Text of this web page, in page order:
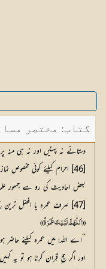
کتاب: مختصر
دستانے نہ پہنیں اور نہ ہی منہ
[46] احرام کیلئے کوئی مخصوص نماز نہیں ۔فرض،اشراق،ضحی،تحیۃ الوضوء یا تحیۃ المسجد کی رکعتیں پڑھ لیں تو وہی کافی ہیں ۔(
بعض احادیث کی رو سے جمہور
[47] صرف عمرہ یا افضل ترین حج ِتمتع کا عمرہ کرنے والا دل میں نیّت کرلے اور یہ الفاظ کہنا بھی ثابت ہے:
((اَللّٰہُمَّ لَبَّیْکَ عُمْرَۃً))
’’اے اللہ! میں عمرہ کیلئے حاضر
اور اگر حج ِ قِران کرنا ہو تو یہ